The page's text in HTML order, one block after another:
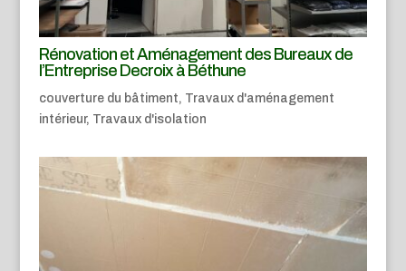
Rénovation et Aménagement des Bureaux de
l’Entreprise Decroix à Béthune
couverture du bâtiment, Travaux d'aménagement
intérieur, Travaux d'isolation